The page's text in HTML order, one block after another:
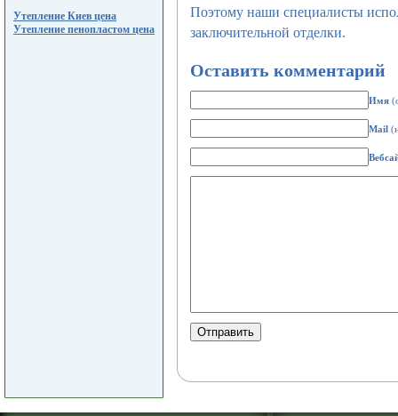
Утепление Киев цена
Утепление пенопластом цена
Поэтому наши специалисты
заключительной отделки.
Оставить комментарий
Имя
Mail